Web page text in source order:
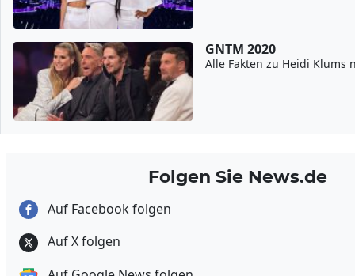
GNTM 2020
Alle Fakten zu Heidi Klums
Folgen Sie News.de
Auf Facebook folgen
Auf X folgen